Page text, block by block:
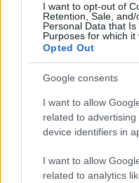
I want to opt-out of
Retention, Sale,
Personal Data that
Purposes for which it
Opted Out
Google consents
I want to allow
related to
device identifiers in
I want to allow
related to analytics
ΠΟΛΙΤΙΣΜΟΣ